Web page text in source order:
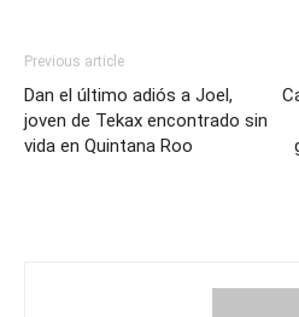
Previous article
Dan el último adiós a Joel,
joven de Tekax encontrado sin
vida en Quintana Roo